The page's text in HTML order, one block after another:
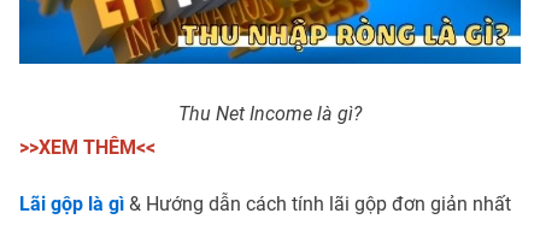
Thu Net Income là gì?
>>XEM THÊM<<
Lãi gộp là gì & Hướng dẫn cách tính lãi gộp đơn giản nhất